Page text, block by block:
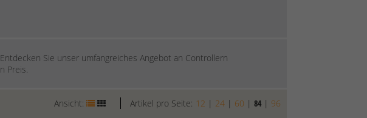
Sie unser umfangreiches Angebot an Controllern
Preis.
Artikel pro Seite: 12 | 24 | 60 | 84 | 96
Ansicht: